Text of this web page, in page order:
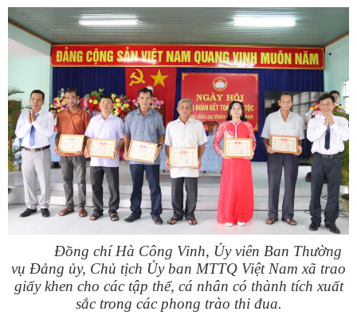
Đồng chí Hà Công Vinh, Ủy viên Ban Thường
vụ Đảng ủy, Chủ tịch Ủy ban MTTQ Việt Nam xã trao
giấy khen cho các tập thể, cá nhân có thành tích xuất
sắc trong các phong trào thi đua.